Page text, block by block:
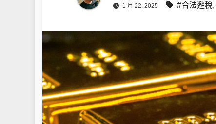
1 月 22, 2025 #合法避稅,